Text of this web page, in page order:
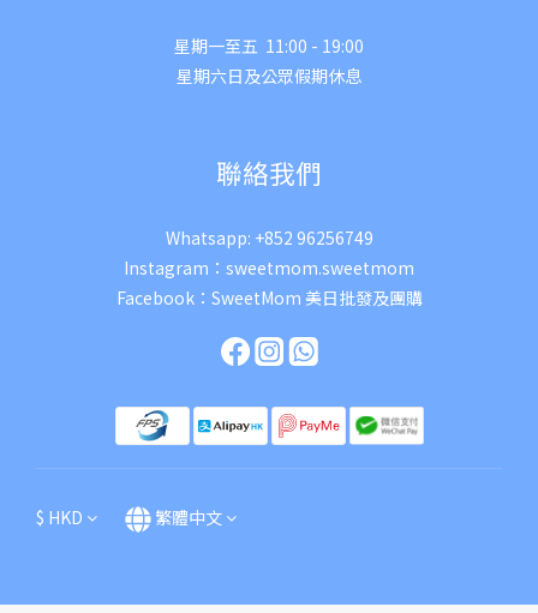
星期一至五 11:00 - 19:00
星期六日及公眾假期休息
聯絡我們
Whatsapp: +852 96256749
Instagram： sweetmom.sweetmom
Facebook： SweetMom 美日批發及團購
$ HKD 繁體中文